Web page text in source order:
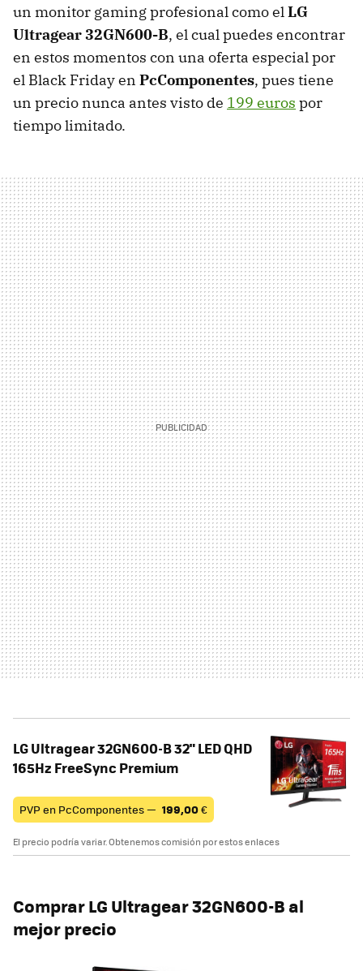
un monitor gaming profesional como elLG
Ultragear 32GN600-B, el cual puedes encontrar
en estos momentos con una oferta especial por
el Black Friday en PcComponentes, pues tiene
un precio nunca antes visto de 199 euros por
tiempo limitado.
LG Ultragear 32GN600-B 32" LED QHD
165Hz FreeSync Premium
PVP en PcComponentes — 199,00€
El precio podría variar. Obtenemos comisión por estos enlaces
ComprarLG Ultragear 32GN600-Bal
mejor precio